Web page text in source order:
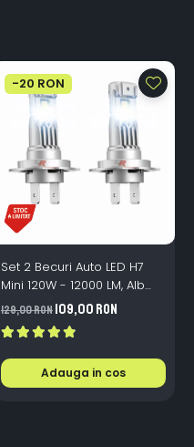
-20 RON
Set 2 Becuri Auto LED H7
Mini 120W - 12000 LM, Alb
Rece 6500K, Canbus
Integrat + Ventilator Răcire,
Plug & Play, 12-18V
129,00 RON109,00 RON
Adauga in cos